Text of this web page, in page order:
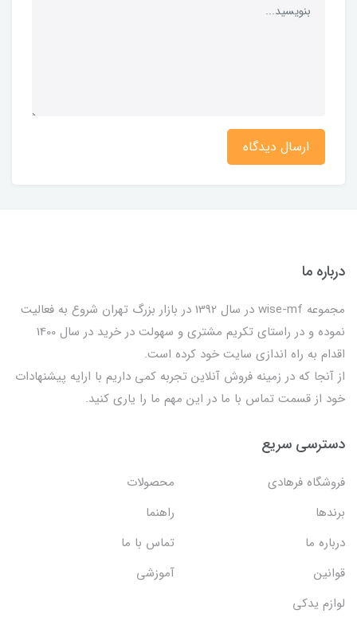
ارسال دیدگاه
درباره ما
مجموعه wise-mf در سال 1392 در بازار بزرگ تهران شروع به فعالیت
نموده و در راستای تکریم مشتری و سهولت در خرید در سال 1400
اقدام به راه اندازی سایت خود کرده است.
از آنجا که در زمینه فروش آنلاین تجربه کمی داریم با ارایه پیشنهادات
خود از قسمت تماس با ما در این مهم ما را یاری کنید.
دسترسی سریع
فروشگاه فرهادی
محصولات
برندها
راهنما
درباره ما
تماس با ما
قوانین
آموزشی
لوازم یدکی